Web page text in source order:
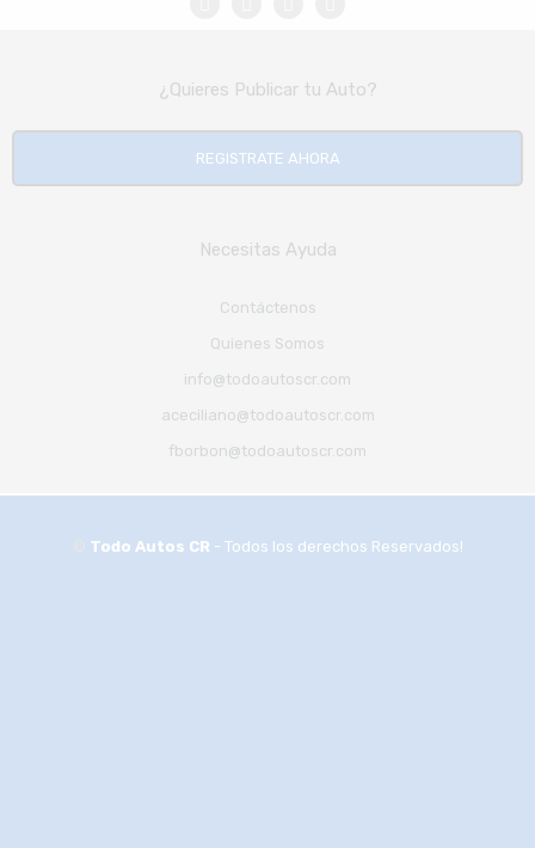
¿Quieres Publicar tu Auto?
REGISTRATE AHORA
Necesitas Ayuda
Contáctenos
Quienes Somos
info@todoautoscr.com
aceciliano@todoautoscr.com
fborbon@todoautoscr.com
Todo Autos CR - Todos los derechos Reservados!